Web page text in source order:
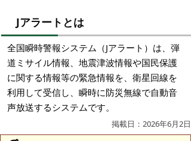
Jアラートとは
全国瞬時警報システム（Jアラート）は、弾
道ミサイル情報、地震津波情報や国民保護
に関する情報等の緊急情報を、衛星回線を
利用して受信し、瞬時に防災無線で自動音
声放送するシステムです。
掲載日：2026年6月2日